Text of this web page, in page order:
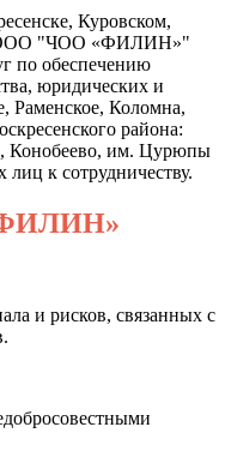
Куровском,
ООО "ЧОО «ФИЛИН»"
по обеспечению
юридических и
Раменское, Коломна,
района:
Конобеево, им. Цурюпы
лиц к сотрудничеству.
и рисков, связанных с